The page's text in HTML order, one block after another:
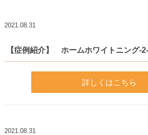
2021.08.31
【症例紹介】 ホームホワイトニング-2-
詳しくはこちら
2021.08.31